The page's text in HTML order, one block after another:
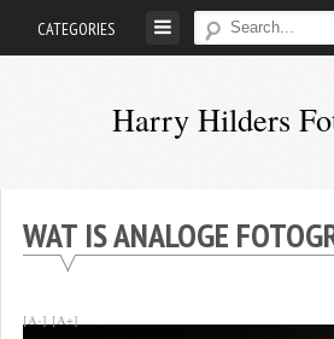
CATEGORIES
Harry Hilders
Hilders
WAT IS ANALOGE
[A-] [A+]